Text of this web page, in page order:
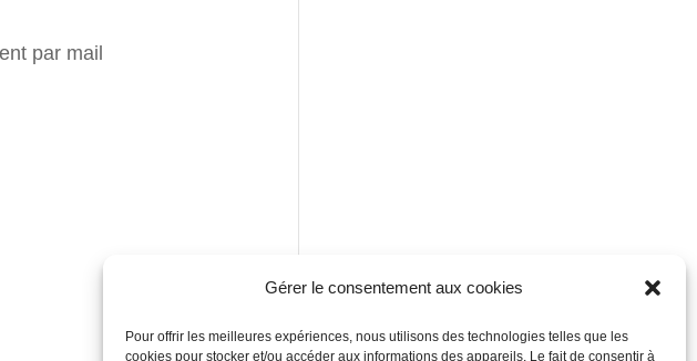
Gérer le consentement aux cookies
Pour offrir les meilleures expériences, nous utilisons des technologies telles que les
cookies pour stocker et/ou accéder aux informations des appareils. Le fait de consentir à
par mail